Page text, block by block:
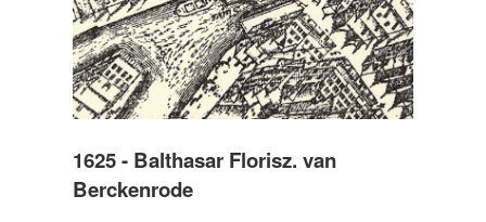
1625 - Balthasar Florisz. van
Berckenrode